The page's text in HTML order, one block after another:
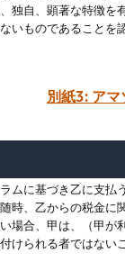
独自、顕著な特徴
いものであることを
別紙3: ア
ムに基づき乙に支
時、乙からの税金
場合、甲は、（甲
けられる者ではな